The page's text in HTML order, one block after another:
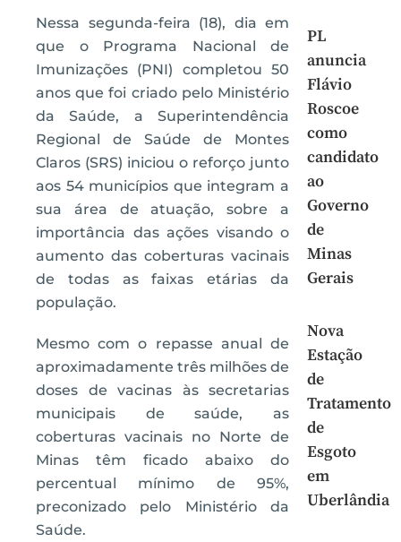
Nessa segunda-feira (18), dia em
que o Programa Nacional de
Imunizações (PNI) completou 50
anos que foi criado pelo Ministério
da Saúde, a Superintendência
Regional de Saúde de Montes
Claros (SRS) iniciou o reforço junto
aos 54 municípios que integram a
sua área de atuação, sobre a
importância das ações visando o
aumento das coberturas vacinais
de todas as faixas etárias da
população.
Mesmo com o repasse anual de
aproximadamente três milhões de
doses de vacinas às secretarias
municipais de saúde, as
coberturas vacinais no Norte de
Minas têm ficado abaixo do
percentual mínimo de 95%,
preconizado pelo Ministério da
Saúde.
PL
anuncia
Flávio
Roscoe
como
candidato
ao
Governo
de
Minas
Gerais
Nova
Estação
de
Tratamento
de
Esgoto
em
Uberlândia